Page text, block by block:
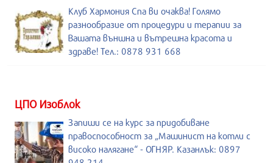
Клуб Хармония Спа ви очаква! Голямо
разнообразие от процедури и терапии за
Вашата външна и вътрешна красота и
здраве! Тел.: 0878 931 668
ЦПО Изоблок
Запиши се на курс за придобиване
правоспособност за „Машинист на котли с
високо налягане“ - ОГНЯР. Казанлък: 0897